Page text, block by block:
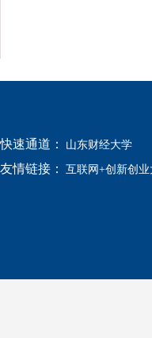
快速通道： 山东财经大学
友情链接： 互联网+创新创业